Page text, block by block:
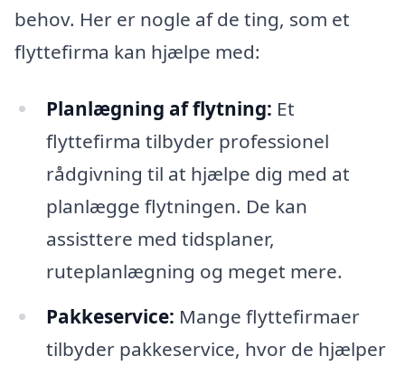
behov. Her er nogle af de ting, som et
flyttefirma kan hjælpe med:
Planlægning af flytning: Et
flyttefirma tilbyder professionel
rådgivning til at hjælpe dig med at
planlægge flytningen. De kan
assisttere med tidsplaner,
ruteplanlægning og meget mere.
Pakkeservice: Mange flyttefirmaer
tilbyder pakkeservice, hvor de hjælper